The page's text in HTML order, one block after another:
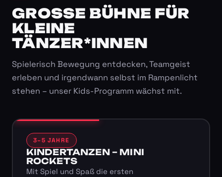
GROSSE BÜHNE FÜR K
LEINE T
ÄNZER*INNEN
Spielerisch Bewegung entdecken, Teamgeist
erleben und irgendwann selbst im Rampenlicht
stehen – unser Kids-Programm wächst mit.
3–5 JAHRE
KINDERTANZEN – MINI
ROCKETS
Mit Spiel und Spaß die ersten